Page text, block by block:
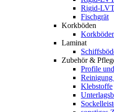
Rigid-
Fischgrät
Korkböden
Laminat
Zubehör &
Profile
Klebstoffe